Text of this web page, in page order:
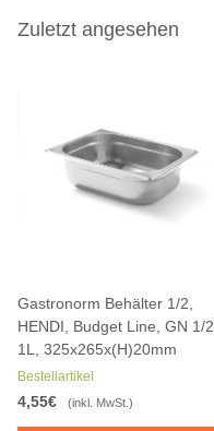
Zuletzt angesehen
Gastronorm Behälter 1/2,
HENDI, Budget Line, GN 1/2,
1L, 325x265x(H)20mm
Bestellartikel
4,55€ (inkl. MwSt.)